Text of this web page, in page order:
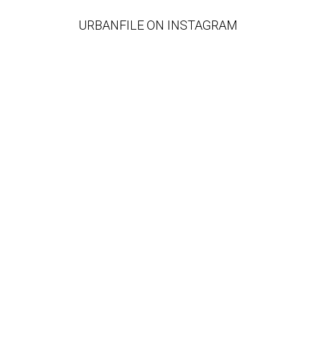
URBANFILE ON INSTAGRAM